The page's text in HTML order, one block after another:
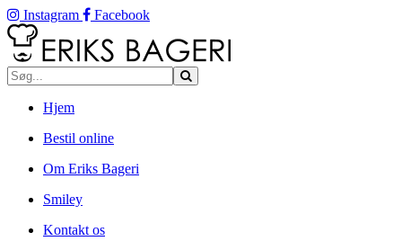
Instagram Facebook
Hjem
Bestil online
Om Eriks Bageri
Smiley
Kontakt os